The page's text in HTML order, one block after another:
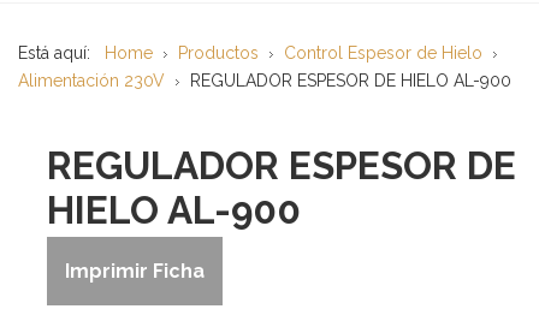
Está aquí: Home Productos
Control Espesor de Hielo
Alimentación 230V
REGULADOR ESPESOR DE HIELO AL-900
REGULADOR ESPESOR DE
HIELO AL-900
Imprimir Ficha